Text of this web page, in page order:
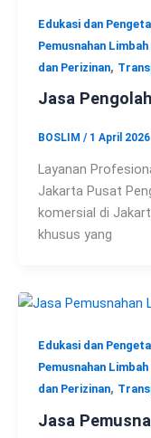
Edukasi dan
Pemusnahan Limbah
dan Perizinan,
Jasa
BOSLIM / 1 April 2026
Layanan
Jakarta Pusat
komersial di
khusus yang
Edukasi dan
Pemusnahan Limbah
dan Perizinan,
Jasa